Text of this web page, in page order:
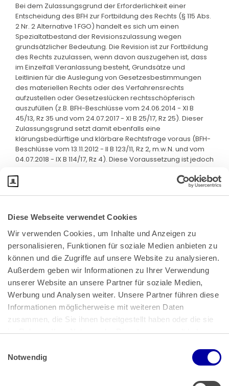
Diese Webseite verwendet Cookies
Wir verwenden Cookies, um Inhalte und Anzeigen zu
personalisieren, Funktionen für soziale Medien anbieten zu
können und die Zugriffe auf unsere Website zu analysieren.
Außerdem geben wir Informationen zu Ihrer Verwendung
unserer Website an unsere Partner für soziale Medien,
Werbung und Analysen weiter. Unsere Partner führen diese
Informationen möglicherweise mit weiteren Daten
zusammen, die Sie ihnen bereitgestellt haben oder die sie
im Rahmen Ihrer Nutzung der Dienste gesammelt haben.
Impressum
Notwendig
Bei dem Zulassungsgrund der Erforderlichkeit einer
Entscheidung des BFH zur Fortbildung des Rechts (§ 115 Abs.
2 Nr. 2 Alternative 1 FGO) handelt es sich um einen
Spezialtatbestand der Revisionszulassung wegen
grundsätzlicher Bedeutung. Die Revision ist zur Fortbildung
des Rechts zuzulassen, wenn davon auszugehen ist, dass
im Einzelfall Veranlassung besteht, Grundsätze und
Leitlinien für die Auslegung von Gesetzesbestimmungen
des materiellen Rechts oder des Verfahrensrechts
aufzustellen oder Gesetzeslücken rechtsschöpferisch
auszufüllen (z.B. BFH-Beschlüsse vom 24.06.2014 - XI B
45/13, Rz 35 und vom 24.07.2017 - XI B 25/17, Rz 25). Dieser
Zulassungsgrund setzt damit ebenfalls eine
klärungsbedürftige und klärbare Rechtsfrage voraus (BFH-
Beschlüsse vom 13.11.2012 - II B 123/11, Rz 2, m.w.N. und vom
04.07.2018 - IX B 114/17, Rz 4). Diese Voraussetzung ist jedoch
Bundeskanzlerplatz 2
53113 Bonn
Pressemitteilungen|AGB
Impressum|Datenschutz